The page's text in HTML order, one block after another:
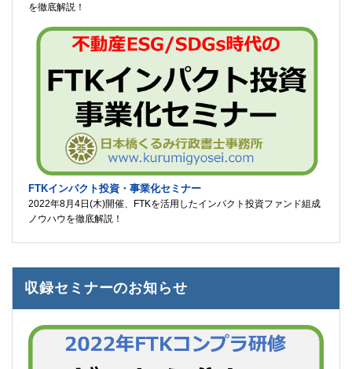
を徹底解説！
FTKインパクト投資・事業化セミナー
2022年8月4日(木)開催、FTKを活用したインパクト投資ファンド組成
ノウハウを徹底解説！
収録セミナーのお知らせ